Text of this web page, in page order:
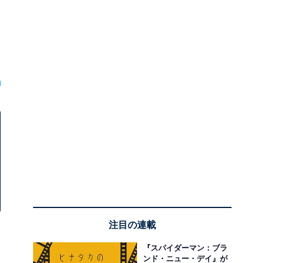
注目の連載
『スパイダーマン：ブラ
ンド・ニュー・デイ』が